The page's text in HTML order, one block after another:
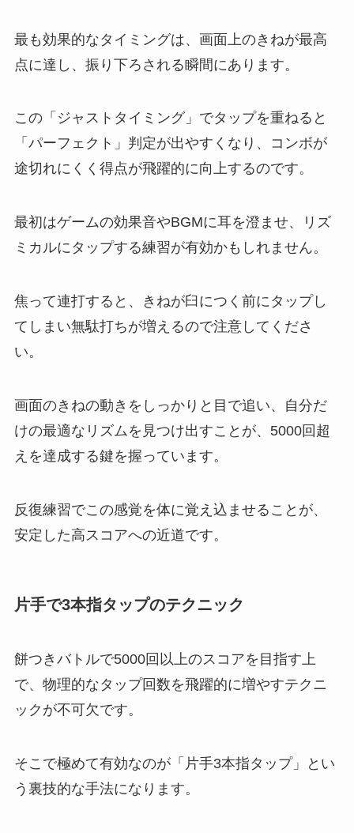
最も効果的なタイミングは、画面上のきねが最高
点に達し、振り下ろされる瞬間にあります。
この「ジャストタイミング」でタップを重ねると
「パーフェクト」判定が出やすくなり、コンボが
途切れにくく得点が飛躍的に向上するのです。
最初はゲームの効果音やBGMに耳を澄ませ、リズ
ミカルにタップする練習が有効かもしれません。
焦って連打すると、きねが臼につく前にタップし
てしまい無駄打ちが増えるので注意してくださ
い。
画面のきねの動きをしっかりと目で追い、自分だ
けの最適なリズムを見つけ出すことが、5000回超
えを達成する鍵を握っています。
反復練習でこの感覚を体に覚え込ませることが、
安定した高スコアへの近道です。
片手で3本指タップのテクニック
餅つきバトルで5000回以上のスコアを目指す上
で、物理的なタップ回数を飛躍的に増やすテクニ
ックが不可欠です。
そこで極めて有効なのが「片手3本指タップ」とい
う裏技的な手法になります。